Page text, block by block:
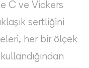
C ve Vickers
sertliğini
her bir ölçek